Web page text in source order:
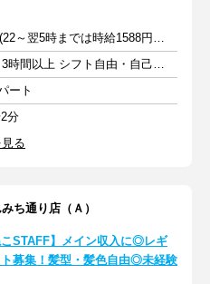
時給1270円～(22～翌5時までは時給1588円～)+交通費規定支給
週3日以上 1日3時間以上 シフト自由・自己申告
ート
分
る
ち通り店（Ａ）
こSTAFF】メイン収入に◎レギ
募集！髪型・髪色自由◎未経験